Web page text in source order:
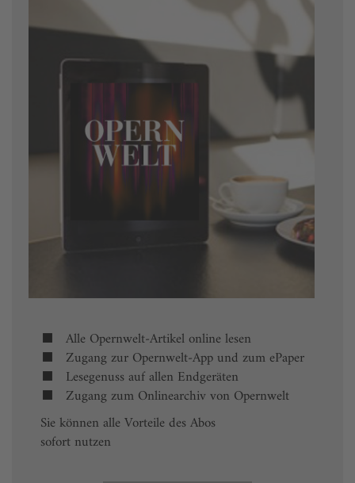
Alle Opernwelt-Artikel online lesen
Zugang zur Opernwelt-App und zum ePaper
Lesegenuss auf allen Endgeräten
Zugang zum Onlinearchiv von Opernwelt
Sie können alle Vorteile des Abos
sofort nutzen